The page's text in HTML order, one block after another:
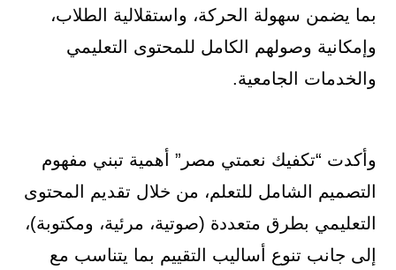
بما يضمن سهولة الحركة، واستقلالية الطلاب،
وإمكانية وصولهم الكامل للمحتوى التعليمي
والخدمات الجامعية.
وأكدت “تكفيك نعمتي مصر” أهمية تبني مفهوم
التصميم الشامل للتعلم، من خلال تقديم المحتوى
التعليمي بطرق متعددة (صوتية، مرئية، ومكتوبة)،
إلى جانب تنوع أساليب التقييم بما يتناسب مع